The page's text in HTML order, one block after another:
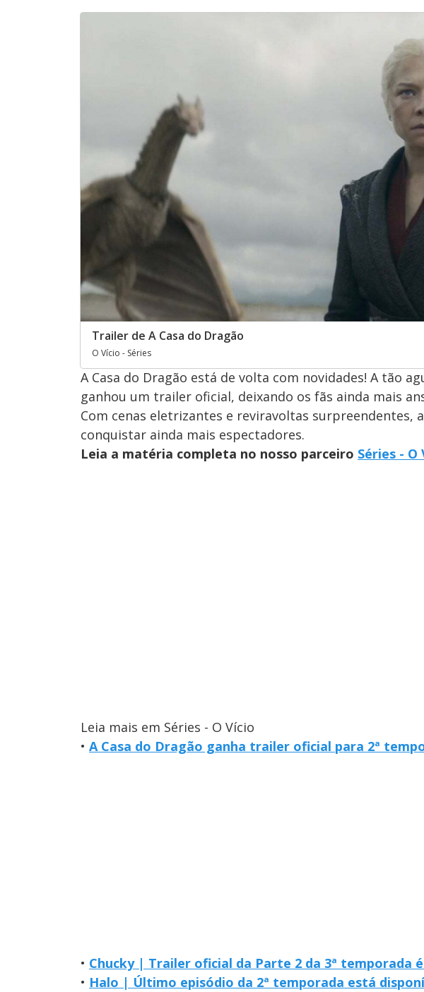
Trailer de A Casa do Dragão
O Vício - Séries
A Casa do Dragão está de volta com novidades! A tão
ganhou um trailer oficial, deixando os fãs ainda mais
Com cenas eletrizantes e reviravoltas surpreendentes,
conquistar ainda mais espectadores.
Leia a matéria completa no nosso parceiro Séries - O
Leia mais em Séries - O Vício
• A Casa do Dragão ganha trailer oficial para 2ª
• Chucky | Trailer oficial da Parte 2 da 3ª temporada
• Halo | Último episódio da 2ª temporada está